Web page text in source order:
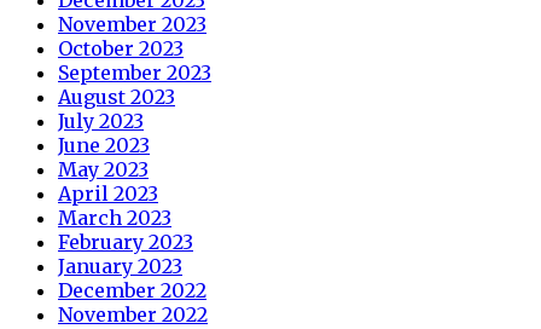
November 2023
October 2023
September 2023
August 2023
July 2023
June 2023
May 2023
April 2023
March 2023
February 2023
January 2023
December 2022
November 2022